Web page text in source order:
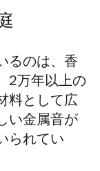
るのは、香
2万年以上の
料として広
い金属音が
られてい